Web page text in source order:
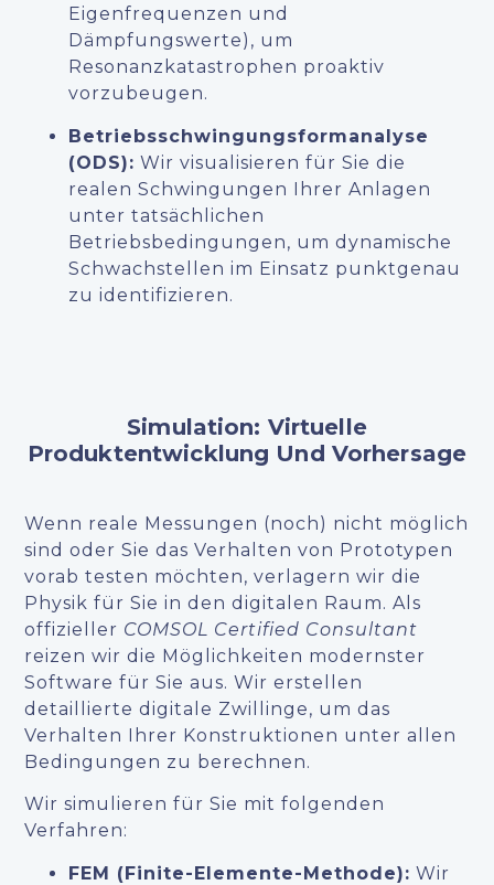
Eigenfrequenzen und
Dämpfungswerte), um
Resonanzkatastrophen proaktiv
vorzubeugen.
Betriebsschwingungsformanalyse
(ODS): Wir visualisieren für Sie die
realen Schwingungen Ihrer Anlagen
unter tatsächlichen
Betriebsbedingungen, um dynamische
Schwachstellen im Einsatz punktgenau
zu identifizieren.
Simulation: Virtuelle
Produktentwicklung Und Vorhersage
Wenn reale Messungen (noch) nicht möglich
sind oder Sie das Verhalten von Prototypen
vorab testen möchten, verlagern wir die
Physik für Sie in den digitalen Raum. Als
offizieller COMSOL Certified Consultant
reizen wir die Möglichkeiten modernster
Software für Sie aus. Wir erstellen
detaillierte digitale Zwillinge, um das
Verhalten Ihrer Konstruktionen unter allen
Bedingungen zu berechnen.
Wir simulieren für Sie mit folgenden
Verfahren:
FEM (Finite-Elemente-Methode): Wir